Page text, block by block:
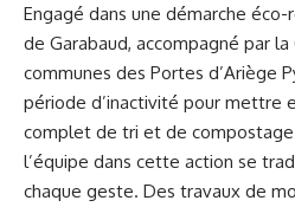
Engagé dans une démarche
de Garabaud, accompagné par
communes des Portes d’Ariège
période d’inactivité pour mettre
complet de tri et de
l’équipe dans cette action se
chaque geste. Des travaux de